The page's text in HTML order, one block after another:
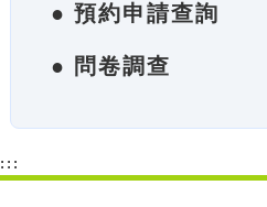
● 預約申請查詢
● 問卷調查
:::